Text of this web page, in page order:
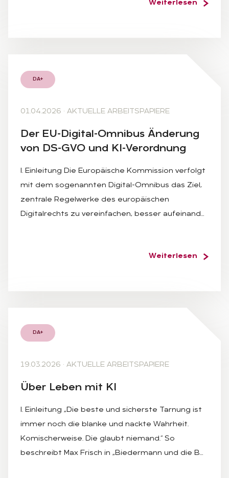
Weiterlesen
DA+
01.04.2026 · AKTUELLE ARBEITSPAPIERE
Der EU-Di­gi­tal-Om­ni­bus Än­de­rung
von DS-GVO und KI-Ver­ord­nung
I. Einleitung Die Europäische Kommission verfolgt
mit dem sogenannten Digital-Omnibus das Ziel,
zentrale Regelwerke des europäischen
Digitalrechts zu vereinfachen, besser aufeinand…
Weiterlesen
DA+
19.03.2026 · AKTUELLE ARBEITSPAPIERE
Über Le­ben mit KI
I. Einleitung „Die beste und sicherste Tarnung ist
immer noch die blanke und nackte Wahrheit.
Komischerweise. Die glaubt niemand.“ So
beschreibt Max Frisch in „Biedermann und die B…